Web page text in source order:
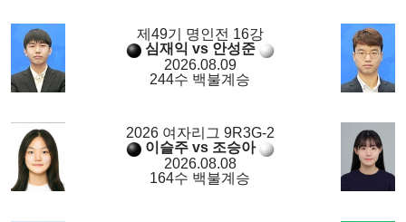
제49기 명인전 16강
심재익 vs 안성준
2026.08.09
244수 백불계승
2026 여자리그 9R3G-2
이슬주 vs 조승아
2026.08.08
164수 백불계승